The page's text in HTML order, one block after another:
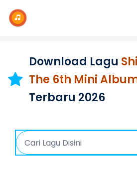
Dangdut
Indonesia
K-Pop
Download Lagu
The 6th Mini
Terbaru 2026